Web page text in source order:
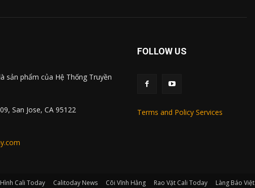
sản phẩm của Hệ Thống Truyền
San Jose, CA 95122
FOLLOW US
Terms and Policy Services
Cali Today Calitoday News Cõi Vĩnh Hằng Rao Vặt Cali Today Làng Báo Việt